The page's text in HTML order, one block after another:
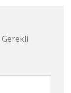
Gerekli